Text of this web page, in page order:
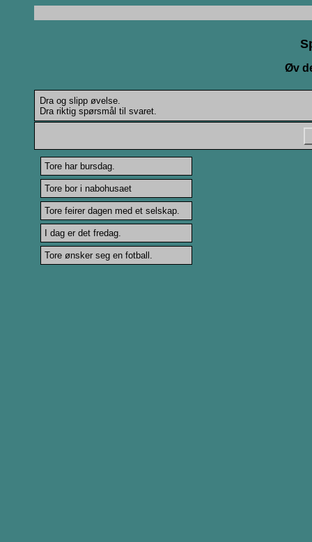
Øv
Dra og slipp øvelse.
Dra riktig spørsmål til svaret.
Tore har bursdag.
Tore bor i nabohusaet
Tore feirer dagen med et selskap.
I dag er det fredag.
Tore ønsker seg en fotball.